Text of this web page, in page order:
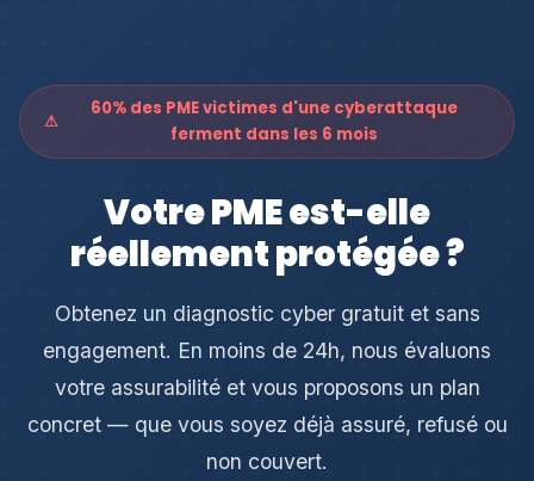
RGPD, et les demandes de rançon (selon les
contrats). Chez My Trust Partner, nous vérifions
chaque clause pour que votre contrat couvre vos
⚠
60% des PME victimes d'une cyberattaque
ferment dans les 6 mois
Votre PME est-elle
réellement protégée ?
Obtenez un diagnostic cyber gratuit et sans
engagement. En moins de 24h, nous évaluons
votre assurabilité et vous proposons un plan
concret — que vous soyez déjà assuré, refusé ou
non couvert.